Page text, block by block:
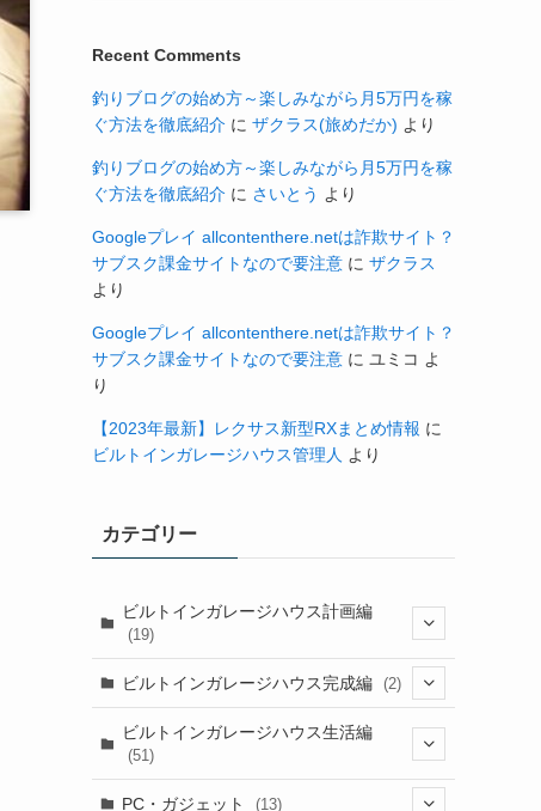
Recent Comments
釣りブログの始め方～楽しみながら月5万円を稼
ぐ方法を徹底紹介 に ザクラス(旅めだか) より
釣りブログの始め方～楽しみながら月5万円を稼
ぐ方法を徹底紹介 に さいとう より
Googleプレイ allcontenthere.netは詐欺サイト？
サブスク課金サイトなので要注意 に ザクラス
より
Googleプレイ allcontenthere.netは詐欺サイト？
サブスク課金サイトなので要注意 に ユミコ よ
り
【2023年最新】レクサス新型RXまとめ情報 に
ビルトインガレージハウス管理人 より
カテゴリー
ビルトインガレージハウス計画編
(19)
(11)
(5)
ビルトインガレージハウス完成編 (2)
(2)
(1)
ビルトインガレージハウス生活編
(51)
(1)
PC・ガジェット (13)